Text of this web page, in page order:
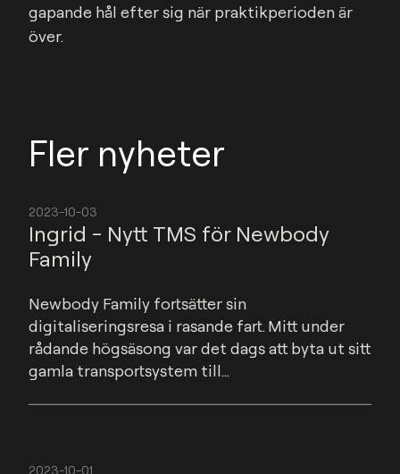
gapande hål efter sig när praktikperioden är
över.
Fler nyheter
2023-10-03
Ingrid - Nytt TMS för Newbody
Family
Newbody Family fortsätter sin
digitaliseringsresa i rasande fart. Mitt under
rådande högsäsong var det dags att byta ut sitt
gamla transportsystem till...
2023-10-01